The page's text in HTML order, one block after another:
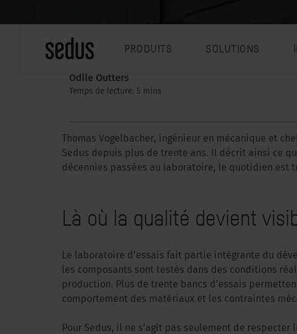
PRODUITS SOLUTIONS
Odile Outters
Temps de lecture: 5 mins
Thomas Vogelbacher, ingénieur en mécanique et
Sedus depuis plus de trente ans. Il décrit ainsi ce
décennies passées au laboratoire, le quotidien est
Là où la qualité devient
Le laboratoire d’essais fait partie intégrante du
les composants sont testés dans des conditions
production. Plus de trente bancs d’essais
comportement des matériaux et les contraintes
Pour Sedus, il ne s’agit pas seulement de